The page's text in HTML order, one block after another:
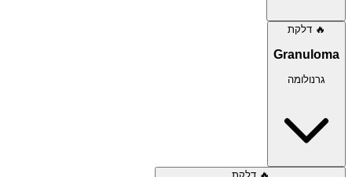
🔥 דלקת
Granuloma
גרנולומה